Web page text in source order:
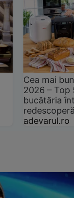
Cea mai
2026 –
bucătăria
adevarul.ro